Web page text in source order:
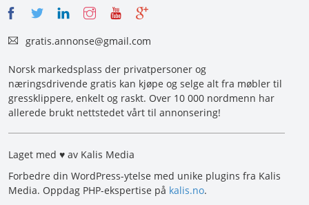
gratis.annonse@gmail.com
Norsk markedsplass der privatpersoner og
næringsdrivende gratis kan kjøpe og selge alt fra møbler til
gressklippere, enkelt og raskt. Over 10 000 nordmenn har
allerede brukt nettstedet vårt til annonsering!
Laget med ♥ av Kalis Media
Forbedre din WordPress-ytelse med unike plugins fra Kalis
Media. Oppdag PHP-ekspertise på kalis.no.